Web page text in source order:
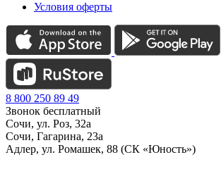
Условия оферты
8 800 250 89 49
Звонок бесплатный
Сочи, ул. Роз, 32а
Сочи, Гагарина, 23а
Адлер, ул. Ромашек, 88 (СК «Юность»)